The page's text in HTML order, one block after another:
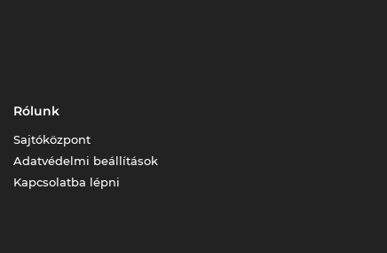
Rólunk
Sajtóközpont
Adatvédelmi beállítások
Kapcsolatba lépni